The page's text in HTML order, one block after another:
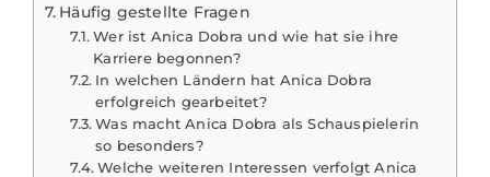
Häufig gestellte Fragen
Wer ist Anica Dobra und wie hat sie ihre
Karriere begonnen?
In welchen Ländern hat Anica Dobra
erfolgreich gearbeitet?
Was macht Anica Dobra als Schauspielerin
so besonders?
Welche weiteren Interessen verfolgt Anica